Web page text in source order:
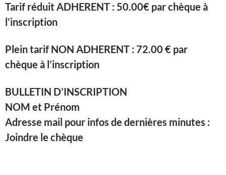
Tarif réduit ADHERENT : 50.00€ par chèque à
l’inscription
Plein tarif NON ADHERENT : 72.00 € par
chèque à l’inscription
BULLETIN D’INSCRIPTION
NOM et Prénom
Adresse mail pour infos de dernières minutes :
Joindre le chèque